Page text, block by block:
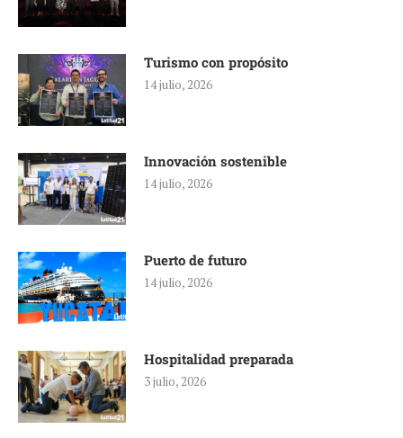
Turismo con propósito
14 julio, 2026
Innovación sostenible
14 julio, 2026
Puerto de futuro
14 julio, 2026
Hospitalidad preparada
3 julio, 2026